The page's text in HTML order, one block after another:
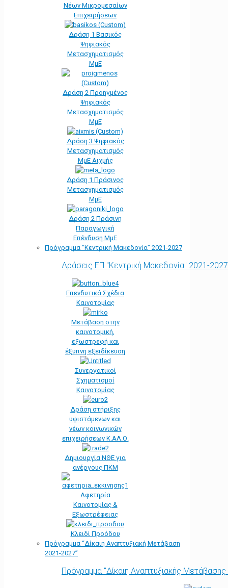
Νέων Μικρομεσαίων
Επιχειρήσεων
Δράση 1 Βασικός
Ψηφιακός
Μετασχηματισμός
ΜμΕ
Δράση 2 Προηγμένος
Ψηφιακός
Μετασχηματισμός
ΜμΕ
Δράση 3 Ψηφιακός
Μετασχηματισμός
ΜμΕ Αιχμής
Δράση 1 Πράσινος
Μετασχηματισμός
ΜμΕ
Δράση 2 Πράσινη
Παραγωγική
Επένδυση ΜμΕ
Πρόγραμμα “Κεντρική Μακεδονία” 2021-2027
Δράσεις ΕΠ "Κεντρική Μακεδονία" 2021-2027
Επενδυτικά Σχέδια
Καινοτομίας
Μετάβαση στην
καινοτομική,
εξωστρεφή και
έξυπνη εξειδίκευση
Συνεργατικοί
Σχηματισμοί
Καινοτομίας
Δράση στήριξης
υφιστάμενων και
νέων κοινωνικών
επιχειρήσεων Κ.ΑΛ.Ο.
Δημιουργία ΝΘΕ για
ανέργους ΠΚΜ
Αφετηρία
Kαινοτομίας &
Εξωστρέφειας
Κλειδί Προόδου
Πρόγραμμα “Δίκαιη Αναπτυξιακή Μετάβαση
2021-2027”
Πρόγραμμα "Δίκαιη Αναπτυξιακής